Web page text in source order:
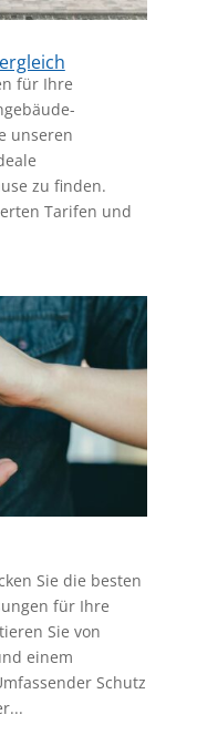
für Ihre
unseren
zu finden.
Tarifen und
Sie die besten
für Ihre
Sie von
einem
Schutz